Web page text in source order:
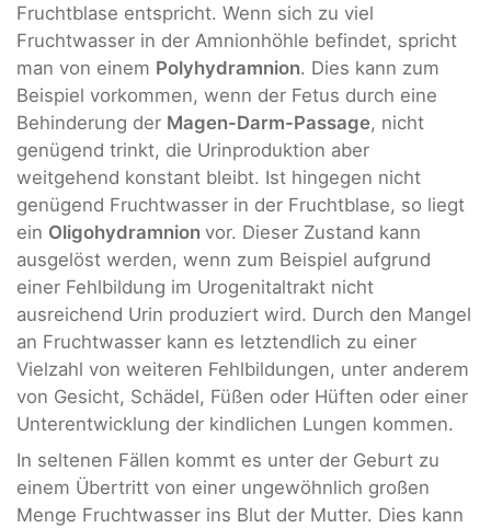
Fruchtblase entspricht. Wenn sich zu viel
Fruchtwasser in der Amnionhöhle befindet, spricht
man von einem Polyhydramnion. Dies kann zum
Beispiel vorkommen, wenn der Fetus durch eine
Behinderung der Magen-Darm-Passage, nicht
genügend trinkt, die Urinproduktion aber
weitgehend konstant bleibt. Ist hingegen nicht
genügend Fruchtwasser in der Fruchtblase, so liegt
ein Oligohydramnion vor. Dieser Zustand kann
ausgelöst werden, wenn zum Beispiel aufgrund
einer Fehlbildung im Urogenitaltrakt nicht
ausreichend Urin produziert wird. Durch den Mangel
an Fruchtwasser kann es letztendlich zu einer
Vielzahl von weiteren Fehlbildungen, unter anderem
von Gesicht, Schädel, Füßen oder Hüften oder einer
Unterentwicklung der kindlichen Lungen kommen.
In seltenen Fällen kommt es unter der Geburt zu
einem Übertritt von einer ungewöhnlich großen
Menge Fruchtwasser ins Blut der Mutter. Dies kann